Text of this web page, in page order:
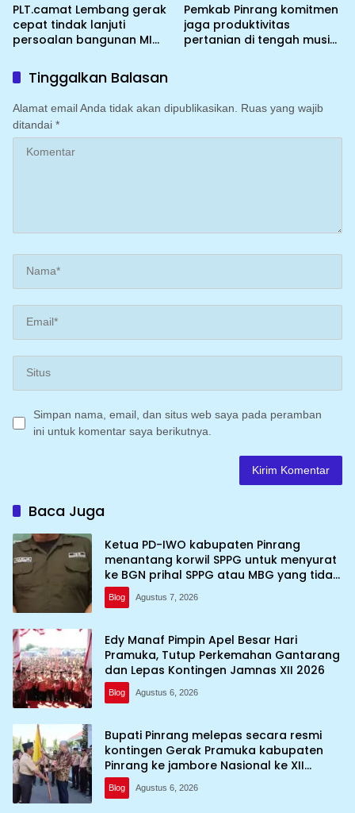
PLT.camat Lembang gerak
cepat tindak lanjuti
persoalan bangunan MI
Pemkab Pinrang komitmen
jaga produktivitas
pertanian di tengah musim
Tinggalkan Balasan
Alamat email Anda tidak akan dipublikasikan.
Ruas yang wajib
ditandai *
Simpan nama, email, dan situs web saya pada peramban
ini untuk komentar saya berikutnya.
Baca Juga
Ketua PD-IWO kabupaten Pinrang
menantang korwil SPPG untuk menyurat
ke BGN prihal SPPG atau MBG yang tidak
memenuhi syarat standar dan
persyaratan teknis
Blog Agustus 7, 2026
Edy Manaf Pimpin Apel Besar Hari
Pramuka, Tutup Perkemahan Gantarang
dan Lepas Kontingen Jamnas XII 2026
Blog Agustus 6, 2026
Bupati Pinrang melepas secara resmi
kontingen Gerak Pramuka kabupaten
Pinrang ke jambore Nasional ke XII
kebumi perkemahan Cibubur
Blog Agustus 6, 2026